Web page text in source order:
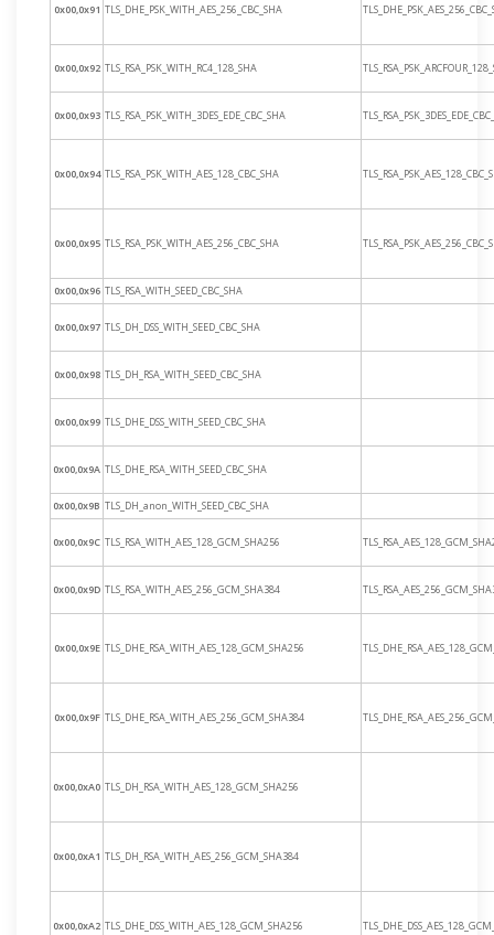
0x00,0x91 TLS_DHE_PSK_WITH_AES_256_CBC_SHA
0x00,0x92 TLS_RSA_PSK_WITH_RC4_128_SHA
0x00,0x93 TLS_RSA_PSK_WITH_3DES_EDE_CBC_SHA
0x00,0x94 TLS_RSA_PSK_WITH_AES_128_CBC_SHA
0x00,0x95 TLS_RSA_PSK_WITH_AES_256_CBC_SHA
0x00,0x96 TLS_RSA_WITH_SEED_CBC_SHA
0x00,0x97 TLS_DH_DSS_WITH_SEED_CBC_SHA
0x00,0x98 TLS_DH_RSA_WITH_SEED_CBC_SHA
0x00,0x99 TLS_DHE_DSS_WITH_SEED_CBC_SHA
0x00,0x9A TLS_DHE_RSA_WITH_SEED_CBC_SHA
0x00,0x9B TLS_DH_anon_WITH_SEED_CBC_SHA
0x00,0x9C TLS_RSA_WITH_AES_128_GCM_SHA256
0x00,0x9D TLS_RSA_WITH_AES_256_GCM_SHA384
0x00,0x9E TLS_DHE_RSA_WITH_AES_128_GCM_SHA256
0x00,0x9F TLS_DHE_RSA_WITH_AES_256_GCM_SHA384
0x00,0xA0 TLS_DH_RSA_WITH_AES_128_GCM_SHA256
0x00,0xA1 TLS_DH_RSA_WITH_AES_256_GCM_SHA384
0x00,0xA2 TLS_DHE_DSS_WITH_AES_128_GCM_SHA256